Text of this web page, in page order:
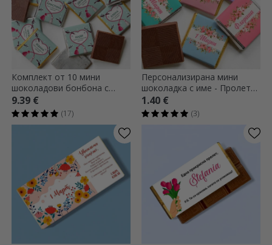
Комплект от 10 мини
шоколадови бонбона с
персонализиран текст -
Пролет
9.39 €
(17)
Персонализирана мини
шоколадка с име - Пролетни
цветя
1.40 €
(3)